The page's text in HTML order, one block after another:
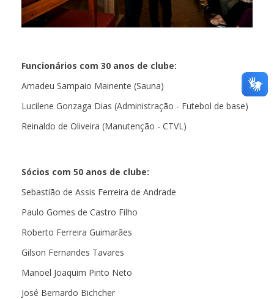
Funcionários com 30 anos de clube:
Amadeu Sampaio Mainente (Sauna)
Lucilene Gonzaga Dias (Administração - Futebol de base)
Reinaldo de Oliveira (Manutenção - CTVL)
Sócios com 50 anos de clube:
Sebastião de Assis Ferreira de Andrade
Paulo Gomes de Castro Filho
Roberto Ferreira Guimarães
Gilson Fernandes Tavares
Manoel Joaquim Pinto Neto
José Bernardo Bichcher